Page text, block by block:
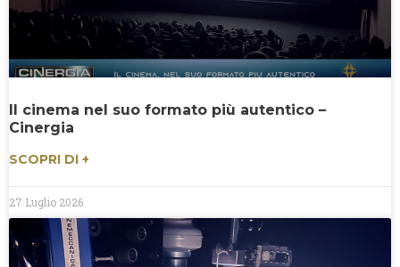
Il cinema nel suo formato più autentico –
Cinergia
SCOPRI DI +
27 Luglio 2026